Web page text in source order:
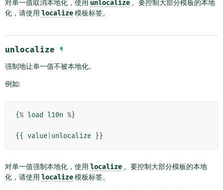
对单一值取消本地化，使用 unlocalize 。要控制大部分模板的本地
化，请使用 localize模板标签。
unlocalize ¶
强制地让单一值不被本地化。
例如:
{% load l10n %}
{{ value unlocalize }}
对单一值强制本地化，使用 localize 。要控制大部分模板的本地
化，请使用 localize模板标签。